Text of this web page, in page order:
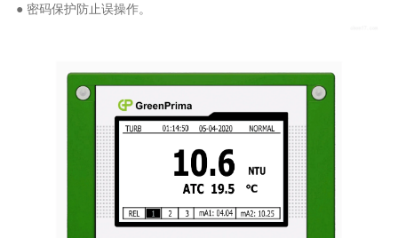
● 密码保护防止误操作。